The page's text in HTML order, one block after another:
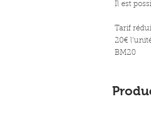
Il est
Tarif
20€
BM20